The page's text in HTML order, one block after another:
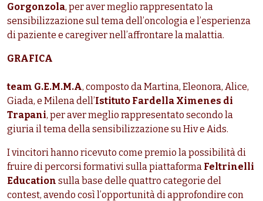
Gorgonzola, per aver meglio rappresentato la
sensibilizzazione sul tema dell’oncologia e l’esperienza
di paziente e caregiver nell’affrontare la malattia.
GRAFICA
team G.E.M.M.A, composto da Martina, Eleonora, Alice,
Giada, e Milena dell’Istituto Fardella Ximenes di
Trapani, per aver meglio rappresentato secondo la
giuria il tema della sensibilizzazione su Hiv e Aids.
I vincitori hanno ricevuto come premio la possibilità di
fruire di percorsi formativi sulla piattaforma Feltrinelli
Education sulla base delle quattro categorie del
contest, avendo così l’opportunità di approfondire con